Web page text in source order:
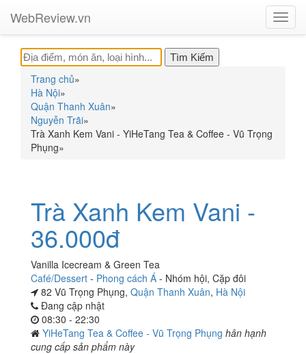
WebReview.vn
Trang chủ»
Hà Nội»
Quận Thanh Xuân»
Nguyễn Trãi»
Trà Xanh Kem Vani - YiHeTang Tea & Coffee - Vũ Trọng
Phụng»
Trà Xanh Kem Vani -
36.000đ
Vanilla Icecream & Green Tea
Café/Dessert - Phong cách Á - Nhóm hội, Cặp đôi
82 Vũ Trọng Phụng, Quận Thanh Xuân, Hà Nội
Đang cập nhật
08:30 - 22:30
YiHeTang Tea & Coffee - Vũ Trọng Phụng hân hạnh
cung cấp sản phẩm này